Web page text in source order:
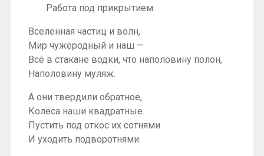
Работа под прикрытием.
Вселенная частиц и волн,
Мир чужеродный и наш —
Всё в стакане водки, что наполовину полон,
Наполовину муляж.
А они твердили обратное,
Колёса наши квадратные.
Пустить под откос их сотнями
И уходить подворотнями.